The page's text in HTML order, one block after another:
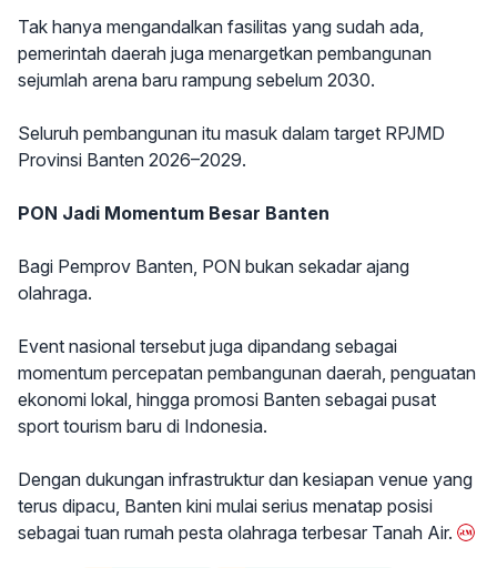
Tak hanya mengandalkan fasilitas yang sudah ada,
pemerintah daerah juga menargetkan pembangunan
sejumlah arena baru rampung sebelum 2030.
Seluruh pembangunan itu masuk dalam target RPJMD
Provinsi Banten 2026–2029.
PON Jadi Momentum Besar Banten
Bagi Pemprov Banten, PON bukan sekadar ajang
olahraga.
Event nasional tersebut juga dipandang sebagai
momentum percepatan pembangunan daerah, penguatan
ekonomi lokal, hingga promosi Banten sebagai pusat
sport tourism baru di Indonesia.
Dengan dukungan infrastruktur dan kesiapan venue yang
terus dipacu, Banten kini mulai serius menatap posisi
sebagai tuan rumah pesta olahraga terbesar Tanah Air.